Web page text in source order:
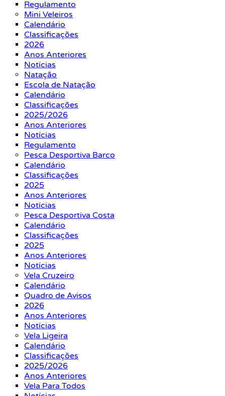
Regulamento
Mini Veleiros
Calendário
Classificações
2026
Anos Anteriores
Notícias
Natação
Escola de Natação
Calendário
Classificações
2025/2026
Anos Anteriores
Notícias
Regulamento
Pesca Desportiva Barco
Calendário
Classificações
2025
Anos Anteriores
Notícias
Pesca Desportiva Costa
Calendário
Classificações
2025
Anos Anteriores
Notícias
Vela Cruzeiro
Calendário
Quadro de Avisos
2026
Anos Anteriores
Notícias
Vela Ligeira
Calendário
Classificações
2025/2026
Anos Anteriores
Vela Para Todos